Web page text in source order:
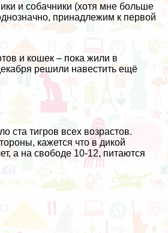
и собачники (хотя мне больше
принадлежим к первой
и кошек – пока жили в
решили навестить ещё
ста тигров всех возрастов.
кажется что в дикой
а на свободе 10-12, питаются